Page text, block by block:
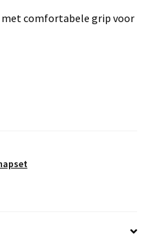
comfortabele grip voor